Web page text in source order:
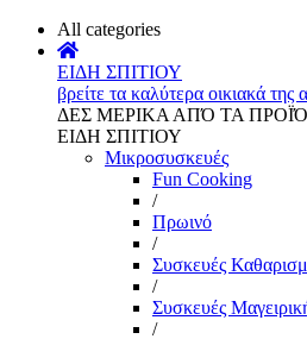
All categories
ΕΙΔΗ ΣΠΙΤΙΟΥ
βρείτε τα καλύτερα οικιακά της
ΔΕΣ ΜΕΡΙΚΑ ΑΠΌ ΤΑ
ΕΙΔΗ ΣΠΙΤΙΟΥ
Μικροσυσκευές
Fun Cooking
/
Πρωινό
/
Συσκευές
/
Συσκευές
/